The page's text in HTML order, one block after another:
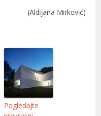
(Aldijana Mirković)
Pogledajte